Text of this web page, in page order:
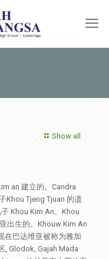
Show all
an 建立的。Candra
Khou Tjeng Tjuan 的遗
Khou Kim An。Khou
出生的。Khouw Kim An
在巴达维亚被称为雅加
, Glodok, Gajah Mada